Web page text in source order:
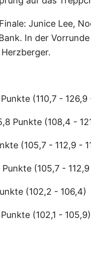
Junice Lee,
In der
(110,7 - 126,9
Punkte (108,4 -
(105,7 - 112,9 -
(105,7 - 112,9
(102,2 - 106,4)
(102,1 - 105,9)